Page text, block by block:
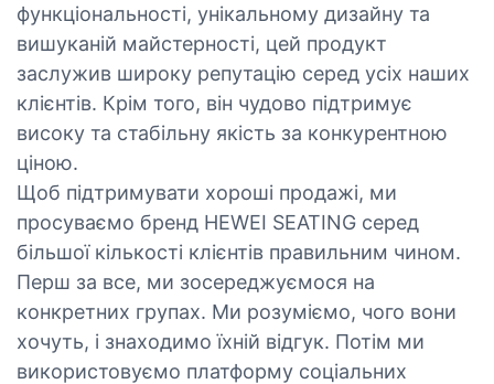
функціональності, унікальному дизайну та
вишуканій майстерності, цей продукт
заслужив широку репутацію серед усіх наших
клієнтів. Крім того, він чудово підтримує
високу та стабільну якість за конкурентною
ціною.
Щоб підтримувати хороші продажі, ми
просуваємо бренд HEWEI SEATING серед
більшої кількості клієнтів правильним чином.
Перш за все, ми зосереджуємося на
конкретних групах. Ми розуміємо, чого вони
хочуть, і знаходимо їхній відгук. Потім ми
використовуємо платформу соціальних